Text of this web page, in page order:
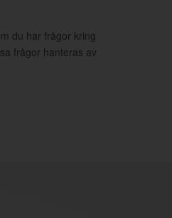
du har frågor kring
frågor hanteras av